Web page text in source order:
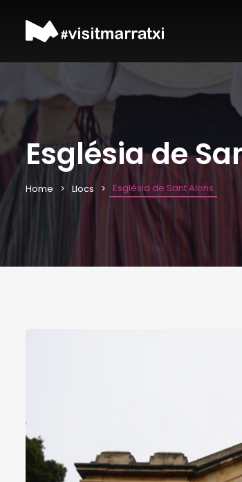
Església de
Home Llocs Església de Sant Alons